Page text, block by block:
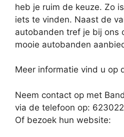
heb je ruim de keuze. Zo
iets te vinden. Naast de
autobanden tref je bij ons
mooie autobanden
Meer informatie vind u op
Neem contact op met
via de telefoon op:
Of bezoek hun website: